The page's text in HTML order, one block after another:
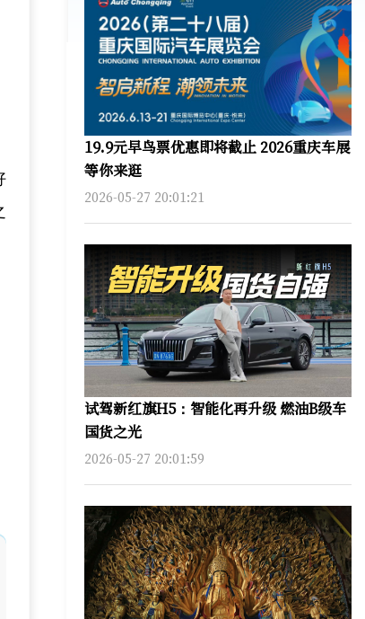
19.9元早鸟票优惠即将截止 2026重庆车展
等你来逛
2026-05-27 20:01:21
试驾新红旗H5：智能化再升级 燃油B级车
国货之光
2026-05-27 20:01:59